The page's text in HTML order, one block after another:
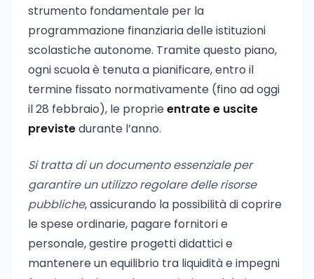
strumento fondamentale per la
programmazione finanziaria delle istituzioni
scolastiche autonome. Tramite questo piano,
ogni scuola è tenuta a pianificare, entro il
termine fissato normativamente (fino ad oggi
il 28 febbraio), le proprieentrate e uscite
previstedurante l’anno.
Si tratta di un documento essenziale per
garantire un utilizzo regolare delle risorse
pubbliche, assicurando la possibilità di coprire
le spese ordinarie, pagare fornitori e
personale, gestire progetti didattici e
mantenere un equilibrio tra liquidità e impegni